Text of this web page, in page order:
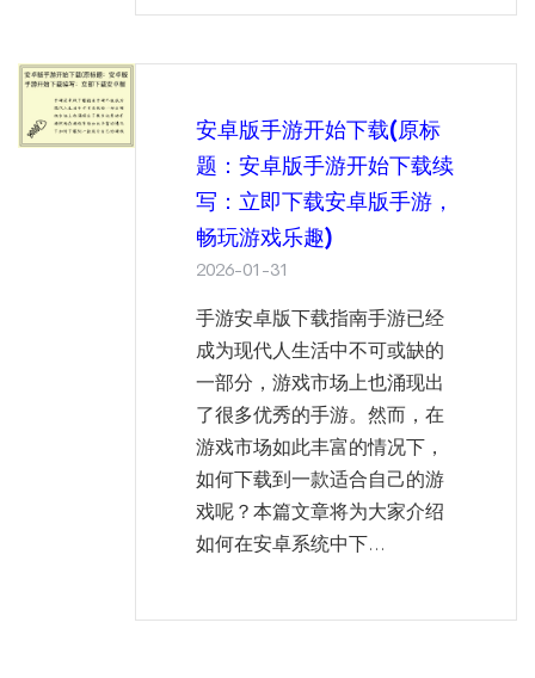
安卓版手游开始下载(原标
题：安卓版手游开始下载续
写：立即下载安卓版手游，
畅玩游戏乐趣)
2026-01-31
手游安卓版下载指南手游已经
成为现代人生活中不可或缺的
一部分，游戏市场上也涌现出
了很多优秀的手游。然而，在
游戏市场如此丰富的情况下，
如何下载到一款适合自己的游
戏呢？本篇文章将为大家介绍
如何在安卓系统中下...